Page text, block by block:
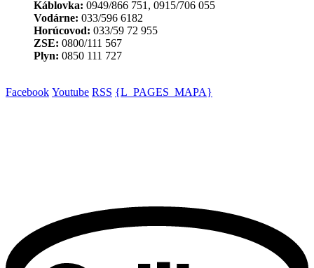
Káblovka: 0949/866 751, 0915/706 055
Vodárne: 033/596 6182
Horúcovod: 033/59 72 955
ZSE: 0800/111 567
Plyn: 0850 111 727
Facebook Youtube RSS {L_PAGES_MAPA}